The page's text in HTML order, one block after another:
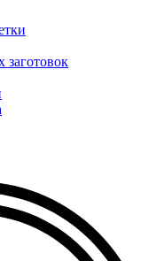
заготовок